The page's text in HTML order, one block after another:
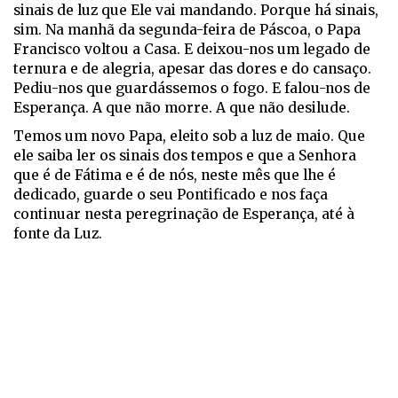
sinais de luz que Ele vai mandando. Porque há sinais,
sim. Na manhã da segunda-feira de Páscoa, o Papa
Francisco voltou a Casa. E deixou-nos um legado de
ternura e de alegria, apesar das dores e do cansaço.
Pediu-nos que guardássemos o fogo. E falou-nos de
Esperança. A que não morre. A que não desilude.
Temos um novo Papa, eleito sob a luz de maio. Que
ele saiba ler os sinais dos tempos e que a Senhora
que é de Fátima e é de nós, neste mês que lhe é
dedicado, guarde o seu Pontificado e nos faça
continuar nesta peregrinação de Esperança, até à
fonte da Luz.